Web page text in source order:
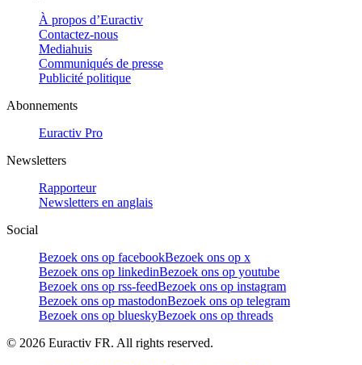
À propos d’Euractiv
Contactez-nous
Mediahuis
Communiqués de presse
Publicité politique
Abonnements
Euractiv Pro
Newsletters
Rapporteur
Newsletters en anglais
Social
Bezoek ons op facebookBezoek ons op x
Bezoek ons op linkedinBezoek ons op youtube
Bezoek ons op rss-feedBezoek ons op instagram
Bezoek ons op mastodonBezoek ons op telegram
Bezoek ons op blueskyBezoek ons op threads
© 2026 Euractiv FR. All rights reserved.